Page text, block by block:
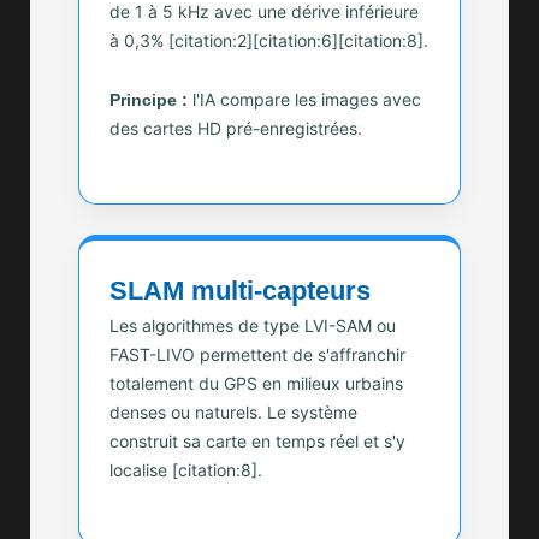
de 1 à 5 kHz avec une dérive inférieure
à 0,3% [citation:2][citation:6][citation:8].
Principe : l'IA compare les images avec
des cartes HD pré-enregistrées.
SLAM multi-capteurs
Les algorithmes de type LVI-SAM ou
FAST-LIVO permettent de s'affranchir
totalement du GPS en milieux urbains
denses ou naturels. Le système
construit sa carte en temps réel et s'y
localise [citation:8].